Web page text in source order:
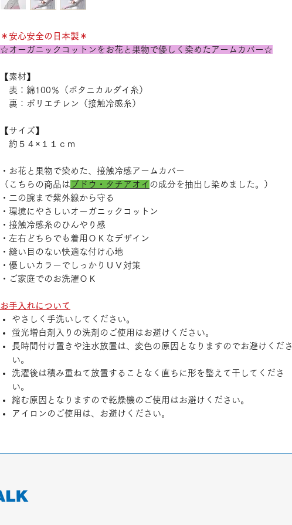
＊安心安全の日本製＊
☆オーガニックコットンをお花と果物で優しく染めたアームカバー☆
【素材】
表：綿100％（ボタニカルダイ糸）
裏：ポリエチレン（接触冷感糸）
【サイズ】
約５４×１１ｃｍ
・お花と果物で染めた、接触冷感アームカバー
（こちらの商品は ブドウ・タチアオイ の成分を抽出し染めました。）
・二の腕まで紫外線から守る
・環境にやさしいオーガニックコットン
・接触冷感糸のひんやり感
・左右どちらでも着用ＯＫなデザイン
・縫い目のない快適な付け心地
・優しいカラーでしっかりＵＶ対策
・ご家庭でのお洗濯ＯＫ
お手入れについて
やさしく手洗いしてください。
蛍光増白剤入りの洗剤のご使用はお避けください。
長時間付け置きや注水放置は、変色の原因となりますのでお避けくださ
い。
洗濯後は積み重ねて放置することなく直ちに形を整えて干してくださ
い。
縮む原因となりますので乾燥機のご使用はお避けください。
アイロンのご使用は、お避けください。